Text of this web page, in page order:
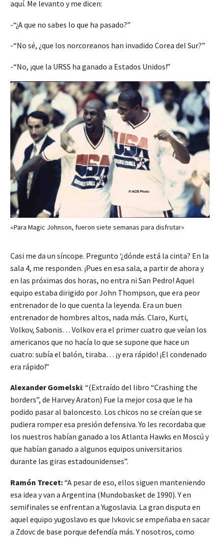
aquí. Me levanto y me dicen:
-“¿A que no sabes lo que ha pasado?”
-“No sé, ¿que los norcoreanos han invadido Corea del Sur?”
-“No, ¡que la URSS ha ganado a Estados Unidos!”
«Para Magic Johnson, fueron siete semanas para disfrutar»
Casi me da un síncope. Pregunto ‘¿dónde está la cinta? En la
sala 4, me responden. ¡Pues en esa sala, a partir de ahora y
en las próximas dos horas, no entra ni San Pedro! Aquel
equipo estaba dirigido por John Thompson, que era peor
entrenador de lo que cuenta la leyenda. Era un buen
entrenador de hombres altos, nada más. Claro, Kurti,
Volkov, Sabonis… Volkov era el primer cuatro que veían los
americanos que no hacía lo que se supone que hace un
cuatro: subía el balón, tiraba… ¡y era rápido! ¡El condenado
era rápido!”
Alexander Gomelski: “(Extraído del libro “Crashing the
borders”, de Harvey Araton) Fue la mejor cosa que le ha
podido pasar al baloncesto. Los chicos no se creían que se
pudiera romper esa presión defensiva. Yo les recordaba que
los nuestros habían ganado a los Atlanta Hawks en Moscú y
que habían ganado a algunos equipos universitarios
durante las giras estadounidenses”.
Ramón Trecet:“A pesar de eso, ellos siguen manteniendo
esa idea y van a Argentina (Mundobasket de 1990). Y en
semifinales se enfrentan a Yugoslavia. La gran disputa en
aquel equipo yugoslavo es que Ivkovic se empeñaba en sacar
a Zdovc de base porque defendía más. Y nosotros, como